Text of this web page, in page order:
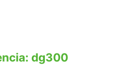
dg300